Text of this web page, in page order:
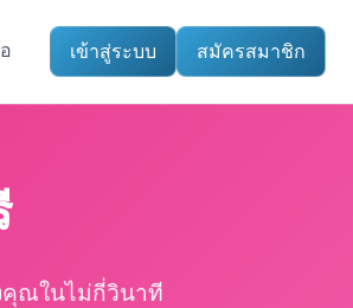
เข้าสู่ระบบ สมัครสมาชิก
คุณในไม่กี่วินาที